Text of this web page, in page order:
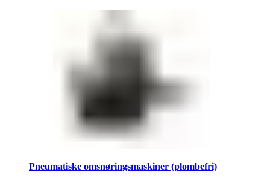
Pneumatiske omsnøringsmaskiner (plombefri)